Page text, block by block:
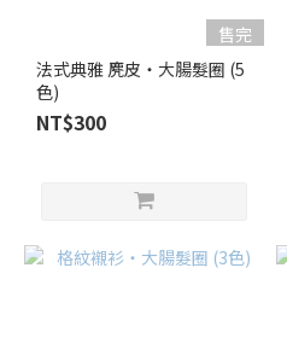
售完
法式典雅 麂皮・大腸髮圈 (5
色)
NT$300